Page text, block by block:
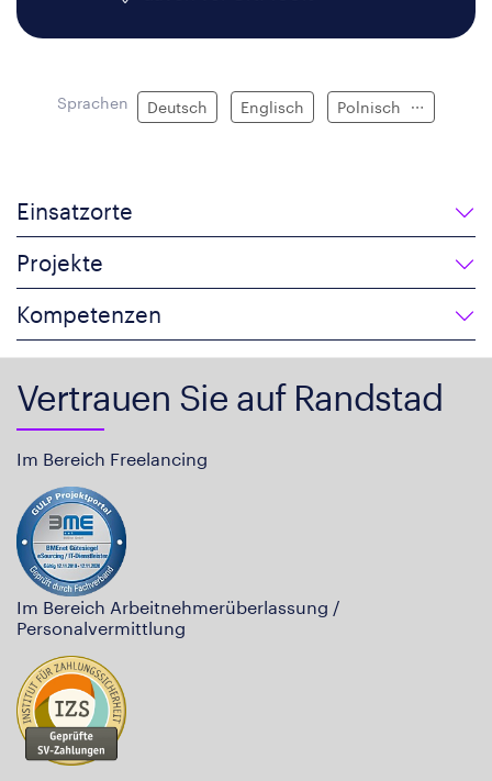
Sprachen Deutsch Englisch Polnisch
Einsatzorte
Projekte
Kompetenzen
Vertrauen Sie auf Randstad
Im Bereich Freelancing
Im Bereich Arbeitnehmerüberlassung /
Personalvermittlung